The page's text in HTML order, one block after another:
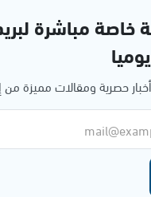
خاصة مباشرة
حصرية ومقالات مميزة